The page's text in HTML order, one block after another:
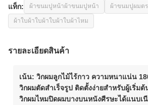
แท็ก: ผ้าขนมปูหน้าผ้าขนมปูหน้า ผ้าขนมปูผมต
ผ้าใบผ้าใบผ้าใบผ้าใบผ้าไหม
รายละเอียดสินค้า
เน้น: วิกผมลูกไม้ไร้กาว ความหนาแน่น
วิกผมตัดสำเร็จรูป ติดตั้งง่ายสำหรับผู้เริ่มต้
วิกผมไหมปิดผมบางบนหนังศีรษะได้แนบเ